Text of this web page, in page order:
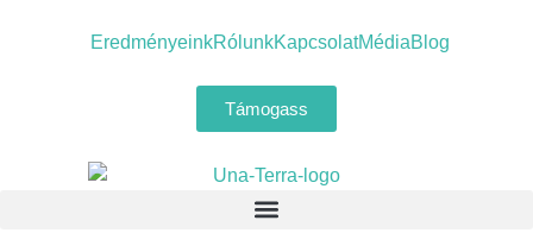
EredményeinkRólunkKapcsolatMédiaBlog
Támogass